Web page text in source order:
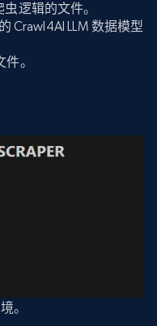
逻辑的文件。
Crawl4AI LLM 数据模型
。
。